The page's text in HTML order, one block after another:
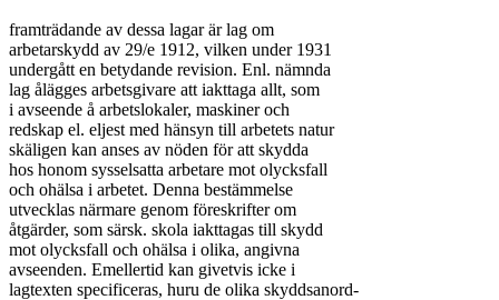
framträdande av dessa lagar är lag om
arbetarskydd av 29/e 1912, vilken under 1931
undergått en betydande revision. Enl. nämnda
lag ålägges arbetsgivare att iakttaga allt, som
i avseende å arbetslokaler, maskiner och
redskap el. eljest med hänsyn till arbetets natur
skäligen kan anses av nöden för att skydda
hos honom sysselsatta arbetare mot olycksfall
och ohälsa i arbetet. Denna bestämmelse
utvecklas närmare genom föreskrifter om
åtgärder, som särsk. skola iakttagas till skydd
mot olycksfall och ohälsa i olika, angivna
avseenden. Emellertid kan givetvis icke i
lagtexten specificeras, huru de olika skyddsanord-